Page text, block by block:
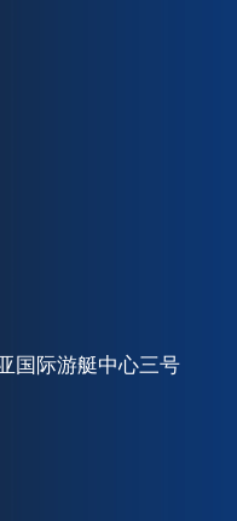
国际游艇中心三号